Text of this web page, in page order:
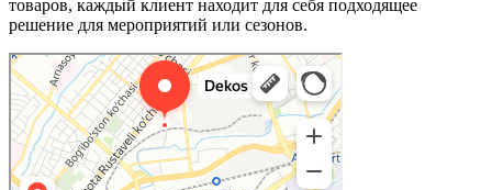
товаров, каждый клиент находит для себя подходящее
решение для мероприятий или сезонов.